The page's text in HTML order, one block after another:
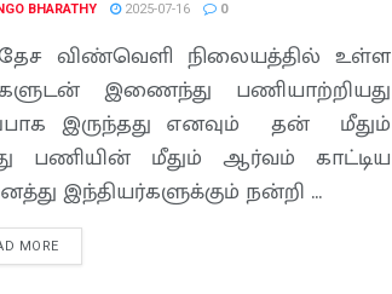
BHARATHY 2025-07-16 0
விண்வெளி நிலையத்தில் உள்ள
இணைந்து பணியாற்றியது
இருந்தது எனவும் தன் மீதும்
பணியின் மீதும் ஆர்வம் காட்டிய
இந்தியர்களுக்கும் நன்றி ...
MORE